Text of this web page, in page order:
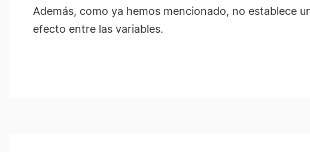
Además, como ya hemos mencionado, no establece
efecto entre las variables.